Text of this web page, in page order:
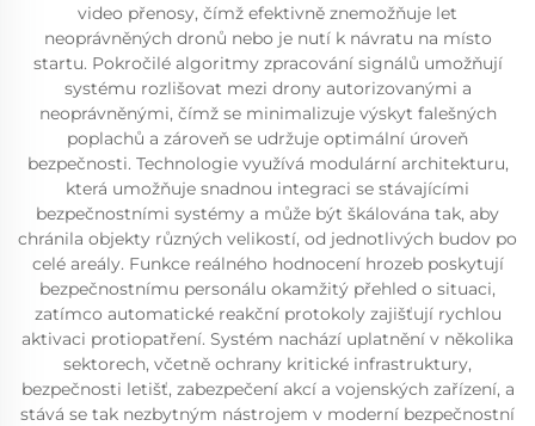
video přenosy, čímž efektivně znemožňuje let
neoprávněných dronů nebo je nutí k návratu na místo
startu. Pokročilé algoritmy zpracování signálů umožňují
systému rozlišovat mezi drony autorizovanými a
neoprávněnými, čímž se minimalizuje výskyt falešných
poplachů a zároveň se udržuje optimální úroveň
bezpečnosti. Technologie využívá modulární architekturu,
která umožňuje snadnou integraci se stávajícími
bezpečnostními systémy a může být škálována tak, aby
chránila objekty různých velikostí, od jednotlivých budov po
celé areály. Funkce reálného hodnocení hrozeb poskytují
bezpečnostnímu personálu okamžitý přehled o situaci,
zatímco automatické reakční protokoly zajišťují rychlou
aktivaci protiopatření. Systém nachází uplatnění v několika
sektorech, včetně ochrany kritické infrastruktury,
bezpečnosti letišť, zabezpečení akcí a vojenských zařízení, a
stává se tak nezbytným nástrojem v moderní bezpečnostní